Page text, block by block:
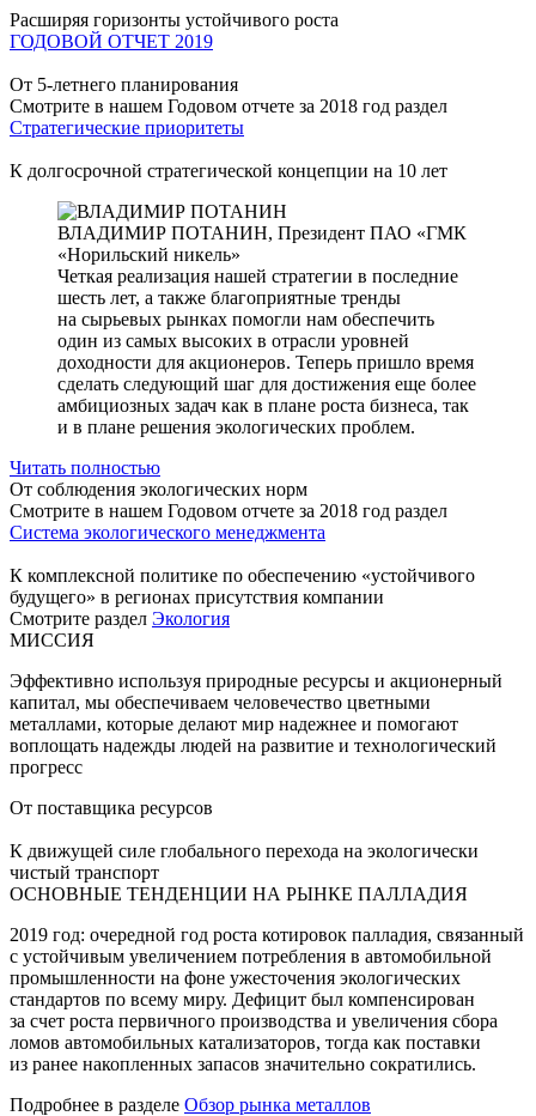
Расширяя горизонты устойчивого роста
ГОДОВОЙ ОТЧЕТ 2019
От 5-летнего планирования
Смотрите в нашем Годовом отчете за 2018 год раздел
Стратегические приоритеты
К долгосрочной стратегической концепции на 10 лет
ВЛАДИМИР ПОТАНИН, Президент ПАО «ГМК
«Норильский никель»
Четкая реализация нашей стратегии в последние
шесть лет, а также благоприятные тренды
на сырьевых рынках помогли нам обеспечить
один из самых высоких в отрасли уровней
доходности для акционеров. Теперь пришло время
сделать следующий шаг для достижения еще более
амбициозных задач как в плане роста бизнеса, так
и в плане решения экологических проблем.
Читать полностью
От соблюдения экологических норм
Смотрите в нашем Годовом отчете за 2018 год раздел
Система экологического менеджмента
К комплексной политике по обеспечению «устойчивого
будущего» в регионах присутствия компании
Смотрите раздел Экология
МИССИЯ
Эффективно используя природные ресурсы и акционерный
капитал, мы обеспечиваем человечество цветными
металлами, которые делают мир надежнее и помогают
воплощать надежды людей на развитие и технологический
прогресс
От поставщика ресурсов
К движущей силе глобального перехода на экологически
чистый транспорт
ОСНОВНЫЕ ТЕНДЕНЦИИ НА РЫНКЕ ПАЛЛАДИЯ
2019 год: очередной год роста котировок палладия, связанный
с устойчивым увеличением потребления в автомобильной
промышленности на фоне ужесточения экологических
стандартов по всему миру. Дефицит был компенсирован
за счет роста первичного производства и увеличения сбора
ломов автомобильных катализаторов, тогда как поставки
из ранее накопленных запасов значительно сократились.
Подробнее в разделе Обзор рынка металлов